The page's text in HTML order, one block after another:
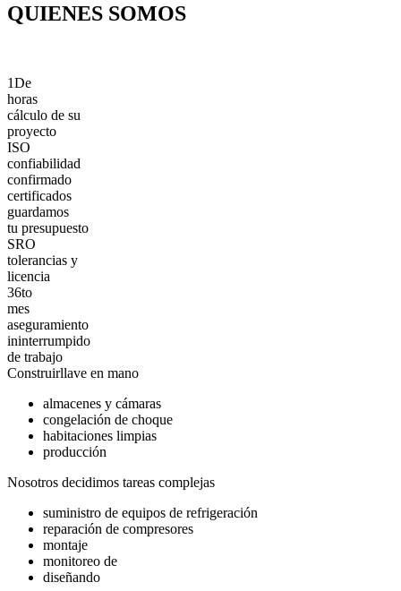
QUIENES SOMOS
1De
horas
cálculo de su
proyecto
ISO
confiabilidad
confirmado
certificados
guardamos
tu presupuesto
SRO
tolerancias y
licencia
36to
mes
aseguramiento
ininterrumpido
de trabajo
Construirllave en mano
almacenes y cámaras
congelación de choque
habitaciones limpias
producción
Nosotros decidimos tareas complejas
suministro de equipos de refrigeración
reparación de compresores
montaje
monitoreo de
diseñando